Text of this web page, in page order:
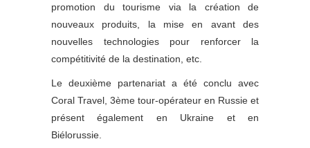
promotion du tourisme via la création de
nouveaux produits, la mise en avant des
nouvelles technologies pour renforcer la
compétitivité de la destination, etc.
Le deuxième partenariat a été conclu avec
Coral Travel, 3ème tour-opérateur en Russie et
présent également en Ukraine et en
Biélorussie.